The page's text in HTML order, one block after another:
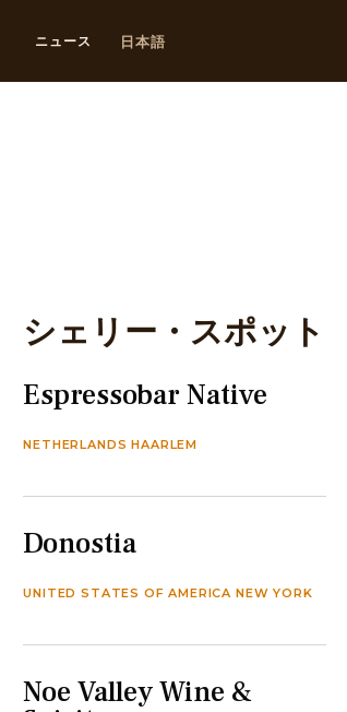
ニュース 日本語
シェリー・スポット
Espressobar Native
NETHERLANDS HAARLEM
Donostia
UNITED STATES OF AMERICA NEW YORK
Noe Valley Wine &